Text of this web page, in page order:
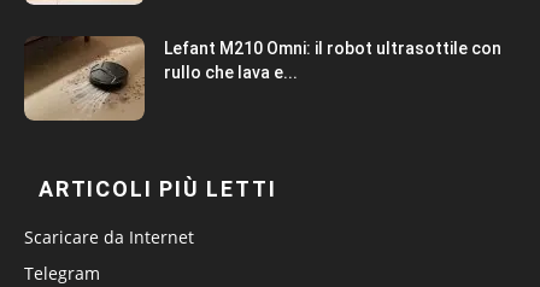
Lefant M210 Omni: il robot ultrasottile con
rullo che lava e...
ARTICOLI PIÙ LETTI
Scaricare da Internet
Telegram